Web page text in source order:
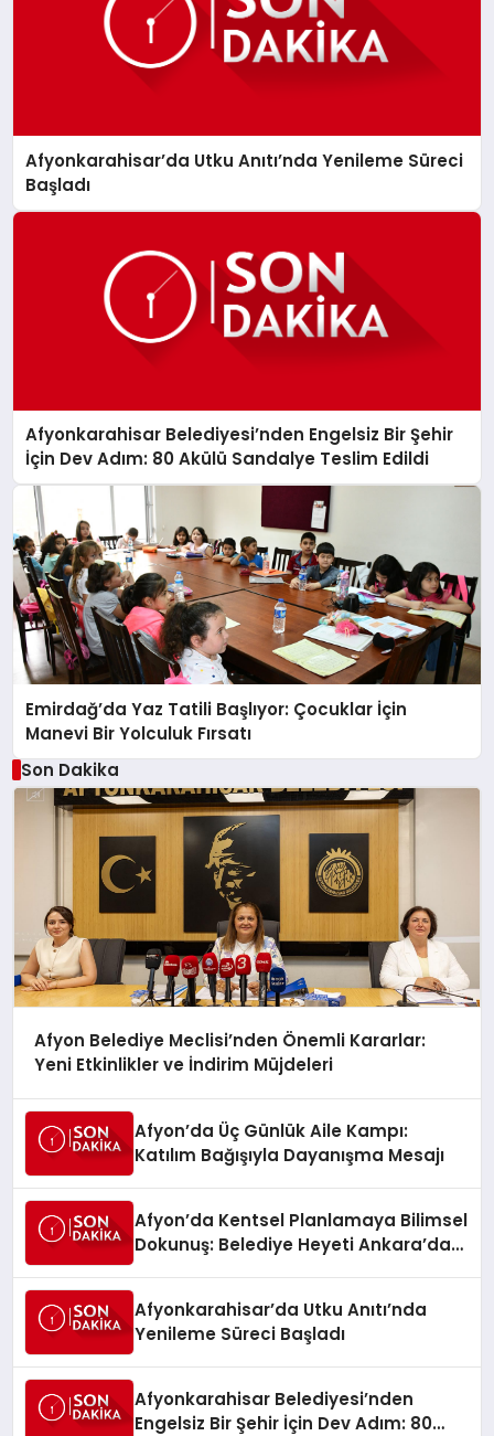
Afyonkarahisar’da Utku Anıtı’nda Yenileme Süreci
Başladı
Afyonkarahisar Belediyesi’nden Engelsiz Bir Şehir
İçin Dev Adım: 80 Akülü Sandalye Teslim Edildi
Emirdağ’da Yaz Tatili Başlıyor: Çocuklar İçin
Manevi Bir Yolculuk Fırsatı
Son Dakika
Afyon Belediye Meclisi’nden Önemli Kararlar:
Yeni Etkinlikler ve İndirim Müjdeleri
Afyon’da Üç Günlük Aile Kampı:
Katılım Bağışıyla Dayanışma Mesajı
Afyon’da Kentsel Planlamaya Bilimsel
Dokunuş: Belediye Heyeti Ankara’da
Afyonkarahisar’da Utku Anıtı’nda
Yenileme Süreci Başladı
Afyonkarahisar Belediyesi’nden
Engelsiz Bir Şehir İçin Dev Adım: 80